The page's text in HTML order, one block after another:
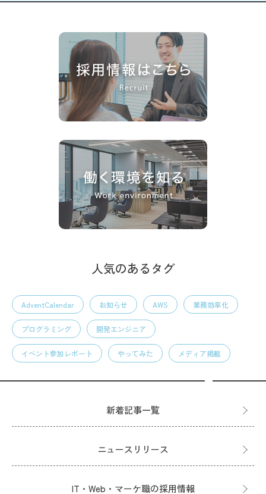
人気のあるタグ
AdventCalendar お知らせ AWS 業務効率化
プログラミング 開発エンジニア
イベント参加レポート やってみた メディア掲載
新着記事一覧
ニュースリリース
IT・Web・マーケ職の採用情報